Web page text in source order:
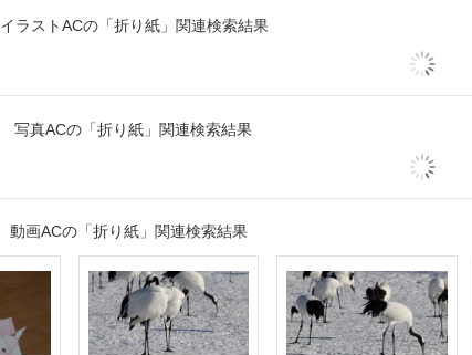
イラストACの「折り紙」関連検索結果
写真ACの「折り紙」関連検索結果
動画ACの「折り紙」関連検索結果